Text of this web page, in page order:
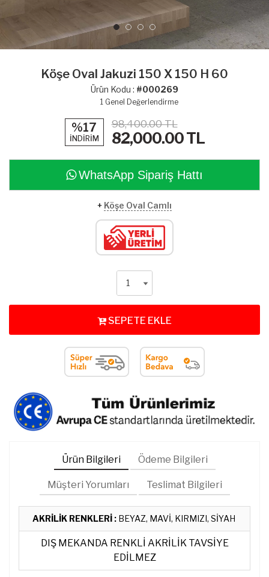
Köşe Oval Jakuzi 150 X 150 H 60
Ürün Kodu : #000269
1 Genel Değerlendirme
%17
İNDİRİM
98,400.00 TL
82,000.00TL
WhatsApp Sipariş Hattı
+ Köşe Oval Camlı
SEPETE EKLE
Ürün Bilgileri Ödeme Bilgileri
Müşteri Yorumları Teslimat Bilgileri
AKRİLİK RENKLERİ :BEYAZ, MAVİ, KIRMIZI, SİYAH
DIŞ MEKANDA RENKLİ AKRİLİK TAVSİYE
EDİLMEZ